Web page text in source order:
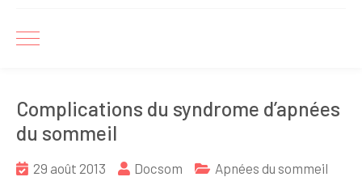
Complications du syndrome d’apnées
du sommeil
29 août 2013 Docsom Apnées du sommeil